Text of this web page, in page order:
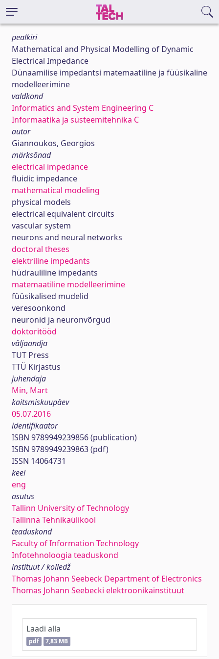
pealkiri
Mathematical and Physical Modelling of Dynamic
Electrical Impedance
Dünaamilise impedantsi matemaatiline ja füüsikaline
modelleerimine
valdkond
Informatics and System Engineering C
Informaatika ja süsteemitehnika C
autor
Giannoukos, Georgios
märksõnad
electrical impedance
fluidic impedance
mathematical modeling
physical models
electrical equivalent circuits
vascular system
neurons and neural networks
doctoral theses
elektriline impedants
hüdrauliline impedants
matemaatiline modelleerimine
füüsikalised mudelid
veresoonkond
neuronid ja neuronvõrgud
doktoritööd
väljaandja
TUT Press
TTÜ Kirjastus
juhendaja
Min, Mart
kaitsmiskuupäev
05.07.2016
identifikaator
ISBN 9789949239856 (publication)
ISBN 9789949239863 (pdf)
ISSN 14064731
keel
eng
asutus
Tallinn University of Technology
Tallinna Tehnikaülikool
teaduskond
Faculty of Information Technology
Infotehnoloogia teaduskond
instituut / kolledž
Thomas Johann Seebeck Department of Electronics
Thomas Johann Seebecki elektroonikainstituut
Laadi alla
pdf 7,83 MB